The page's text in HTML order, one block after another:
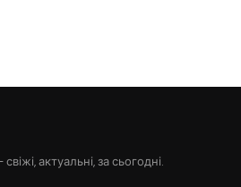
актуальні, за сьогодні.